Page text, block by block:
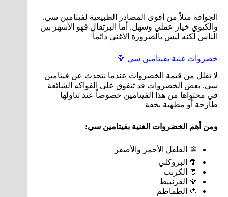
الجوافة مثلاً من أقوى المصادر الطبيعية لفيتامين سي.
والكيوي خيار عملي وسهل. أما البرتقال فهو الأشهر بين
الناس لكنه ليس بالضرورة الأغنى دائماً
خضروات غنية بفيتامين سي 🥦
لا تقلل من قيمة الخضروات عندما نتحدث عن فيتامين
سي. بعض الخضروات قد تتفوق على الفواكه الشائعة
في محتواها من هذا الفيتامين خصوصاً عند تناولها
طازجة أو مطهية بخفة
ومن أهم الخضروات الغنية بفيتامين سي:
🫑 الفلفل الأحمر والأصفر
🥦 البروكلي
🥬 الكرنب
🥦 القرنبيط
🍅 الطماطم